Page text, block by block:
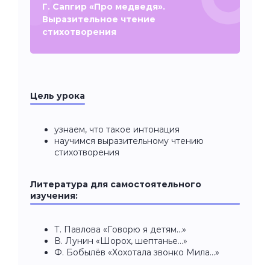
Г. Сапгир «Про медведя».
Выразительное чтение
стихотворения
Цель урока
узнаем, что такое интонация
научимся выразительному чтению
стихотворения
Литература для самостоятельного
изучения:
Т. Павлова «Говорю я детям...»
В. Лунин «Шорох, шептанье…»
Ф. Бобылёв «Хохотала звонко Мила…»